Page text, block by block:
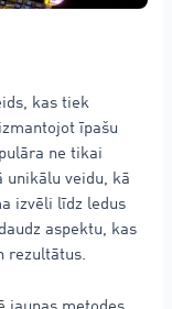
kas tiek
īpašu
ne tikai
unikālu veidu, kā
izvēli līdz ledus
aspektu, kas
rezultātus.